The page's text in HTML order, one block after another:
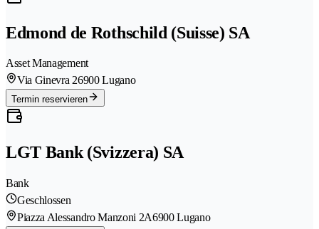
Edmond de Rothschild (Suisse) SA
Asset Management
Via Ginevra 26900 Lugano
Termin reservieren
LGT Bank (Svizzera) SA
Bank
Geschlossen
Piazza Alessandro Manzoni 2A6900 Lugano